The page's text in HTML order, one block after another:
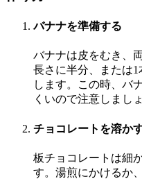
バナナを準備する
バナナは皮をむき、
長さに半分、または
します。この時、バ
くいので注意しましょ
チョコレートを溶か
板チョコレートは細
す。湯煎にかけるか